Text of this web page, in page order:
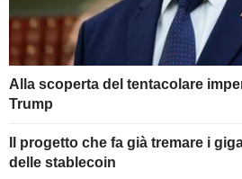
Alla scoperta del tentacolare
Trump
Il progetto che fa già tremare i
delle stablecoin